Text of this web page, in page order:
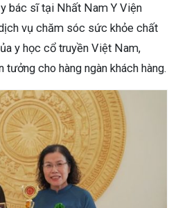
bác sĩ tại Nhất Nam Y Viện
vụ chăm sóc sức khỏe chất
y học cổ truyền Việt Nam,
cho hàng ngàn khách hàng.